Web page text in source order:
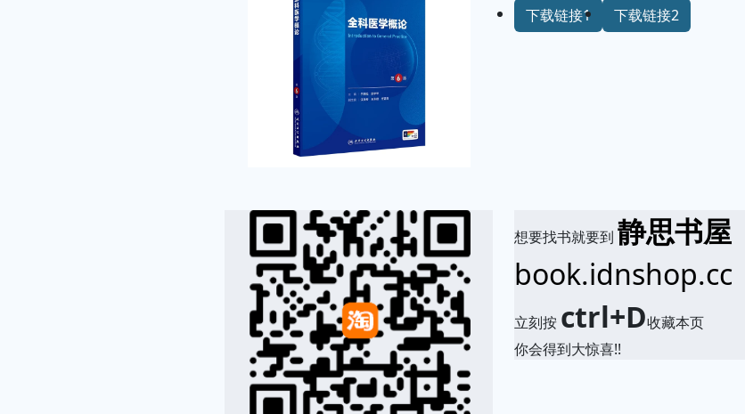
下载链接1 下载链接2
想要找书就要到静思书屋
book.idnshop.cc
立刻按 ctrl+D收藏本页
你会得到大惊喜!!